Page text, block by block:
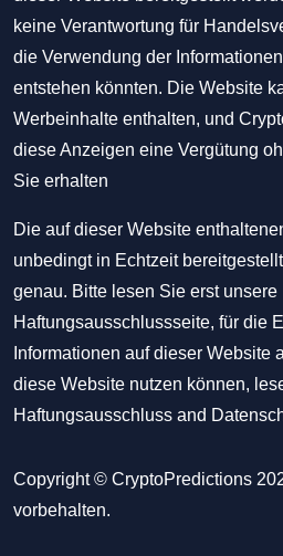
keine Verantwortung für
die Verwendung der
entstehen könnten. Die Website
Werbeinhalte enthalten, und
diese Anzeigen eine Vergütung
Sie erhalten
Die auf dieser Website
unbedingt in Echtzeit
genau. Bitte lesen Sie erst unsere
Haftungsausschlussseite, für die
Informationen auf dieser Website
diese Website nutzen können,
Haftungsausschluss and
Copyright © CryptoPredictions
vorbehalten.